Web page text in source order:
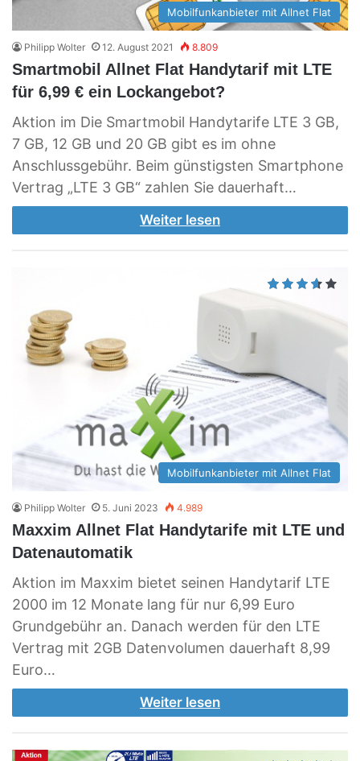
Mobilfunkanbieter mit Allnet Flat
Philipp Wolter 12. August 2021 8.809
Smartmobil Allnet Flat Handytarif mit LTE
für 6,99 € ein Lockangebot?
Aktion im Die Smartmobil Handytarife LTE 3 GB,
7 GB, 12 GB und 20 GB gibt es im ohne
Anschlussgebühr. Beim günstigsten Smartphone
Vertrag „LTE 3 GB“ zahlen Sie dauerhaft…
Weiter lesen
Mobilfunkanbieter mit Allnet Flat
Philipp Wolter 5. Juni 2023 4.989
Maxxim Allnet Flat Handytarife mit LTE und
Datenautomatik
Aktion im Maxxim bietet seinen Handytarif LTE
2000 im 12 Monate lang für nur 6,99 Euro
Grundgebühr an. Danach werden für den LTE
Vertrag mit 2GB Datenvolumen dauerhaft 8,99
Euro…
Weiter lesen